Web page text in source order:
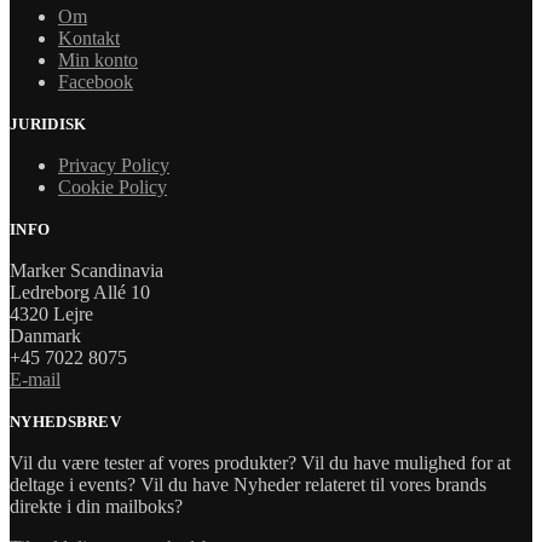
Om
Kontakt
Min konto
Facebook
JURIDISK
Privacy Policy
Cookie Policy
INFO
Marker Scandinavia
Ledreborg Allé 10
4320 Lejre
Danmark
+45 7022 8075
E-mail
NYHEDSBREV
Vil du være tester af vores produkter? Vil du have mulighed for at
deltage i events? Vil du have Nyheder relateret til vores brands
direkte i din mailboks?